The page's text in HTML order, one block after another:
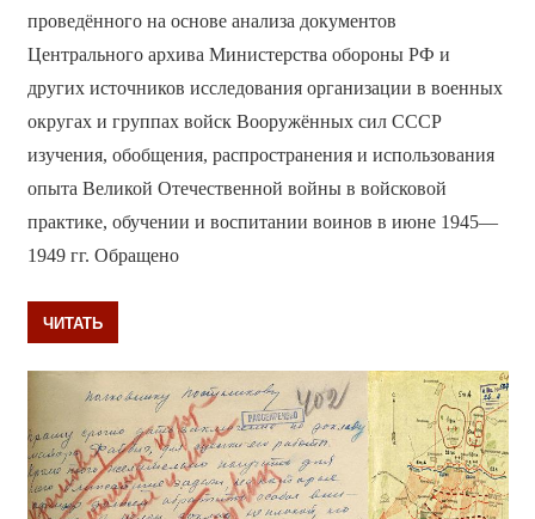
проведённого на основе анализа документов
Центрального архива Министерства обороны РФ и
других источников исследования организации в военных
округах и группах войск Вооружённых сил СССР
изучения, обобщения, распространения и использования
опыта Великой Отечественной войны в войсковой
практике, обучении и воспитании воинов в июне 1945—
1949 гг. Обращено
ЧИТАТЬ